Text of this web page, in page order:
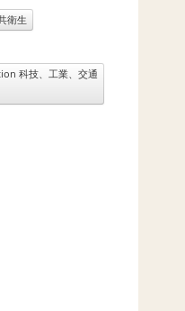
衛生
科技、工業、交通